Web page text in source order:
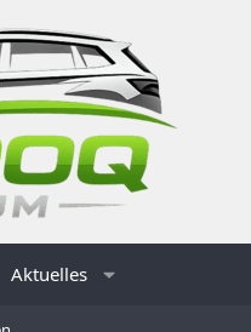
Aktuelles